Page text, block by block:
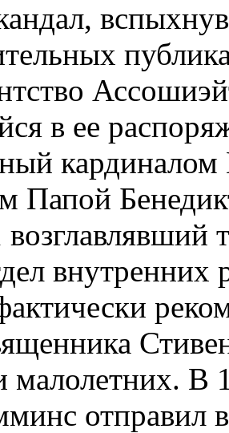
в ее
Папой
возглавлявший
внутренних
малолетних. В
отправил